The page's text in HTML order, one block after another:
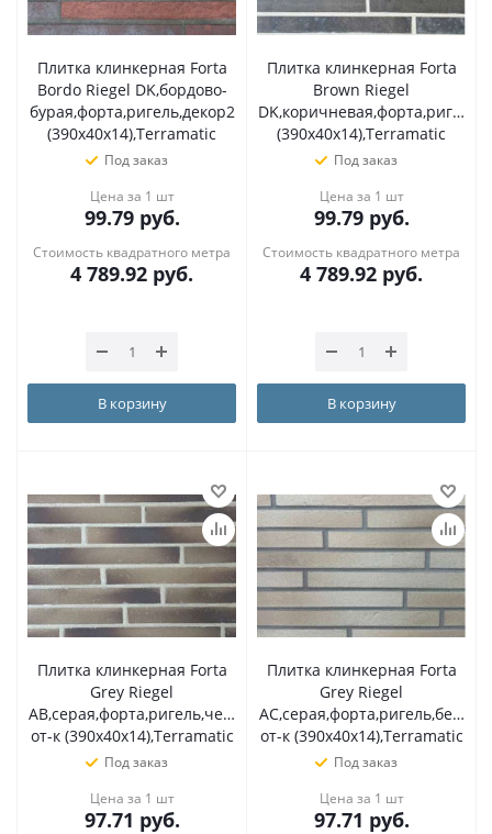
Плитка клинкерная Forta
Bordo Riegel DK,бордово-
бурая,форта,ригель,декор2
(390х40х14),Terramatic
Под заказ
Цена за 1 шт
99.79руб.
Стоимость квадратного метра
4 789.92 руб.
В корзину
Плитка клинкерная Forta
Brown Riegel
(390х40х14),Terramatic
Под заказ
Цена за 1 шт
99.79руб.
Стоимость квадратного метра
4 789.92 руб.
В корзину
Плитка клинкерная Forta
Grey Riegel
AB,серая,форта,ригель,черный
от-к (390х40х14),Terramatic
Под заказ
Цена за 1 шт
97.71 руб.
Плитка клинкерная Forta
Grey Riegel
AC,серая,форта,ригель,белый
от-к (390х40х14),Terramatic
Под заказ
Цена за 1 шт
97.71 руб.